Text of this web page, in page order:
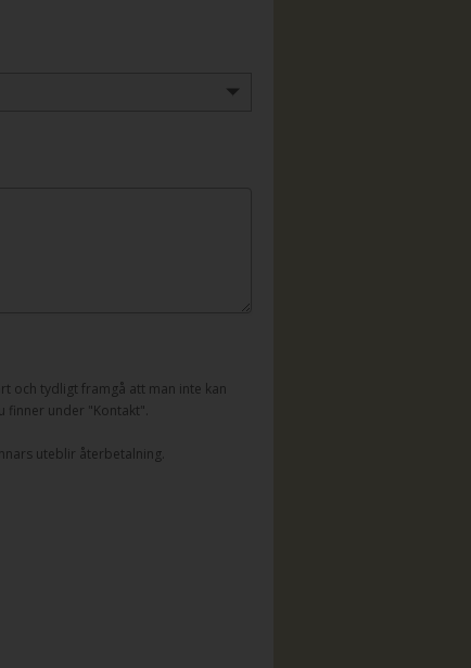
och tydligt framgå att man inte kan
finner under "Kontakt".
uteblir återbetalning.